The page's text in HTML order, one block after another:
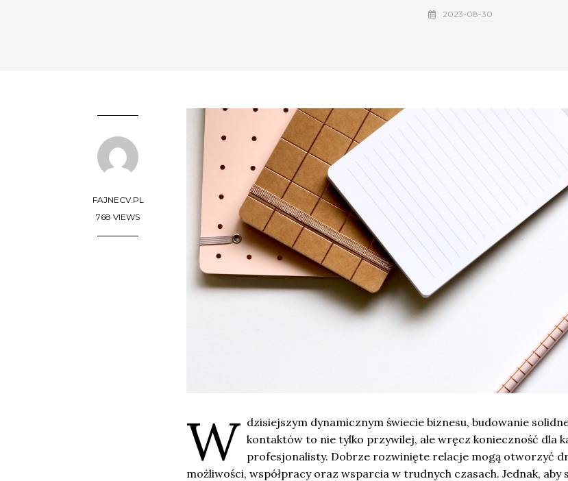
2023-08-30
FAJNECV.PL
768 VIEWS
W dzisiejszym dynamicznym świecie biznesu, budowanie
kontaktów to nie tylko przywilej, ale wręcz konieczność dla
profesjonalisty. Dobrze rozwinięte relacje mogą otworzyć
możliwości, współpracy oraz wsparcia w trudnych czasach. Jednak, aby